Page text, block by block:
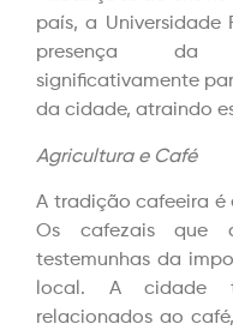
país, a Universidade
presença da
significativamente
da cidade, atraindo
Agricultura e Café
A tradição cafeeira é
Os cafezais que
testemunhas da
local. A cidade
relacionados ao